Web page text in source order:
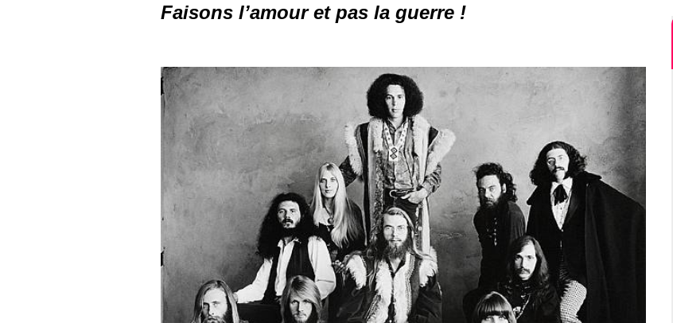
Faisons l’amour et pas la guerre !